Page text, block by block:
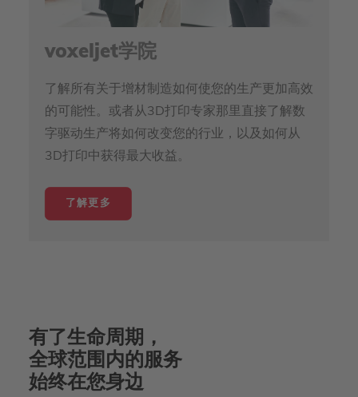
voxeljet学院
了解所有关于增材制造如何使您的生产更加高效
的可能性。或者从3D打印专家那里直接了解数
字驱动生产将如何改变您的行业，以及如何从
3D打印中获得最大收益。
了解更多
有了生命周期，
全球范围内的服务
始终在您身边